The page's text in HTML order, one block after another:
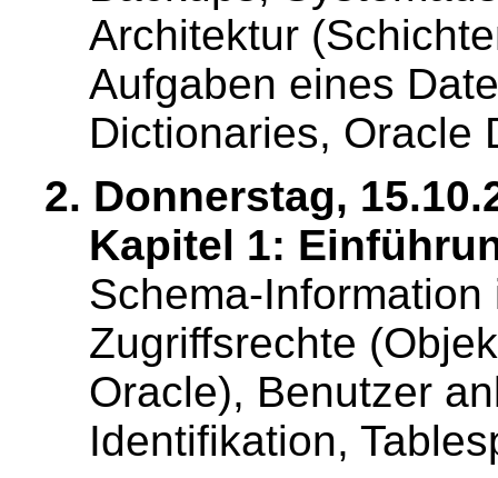
Architektur
Aufgaben eines
Dictionaries, Oracle
2. Donnerstag,
Kapitel 1:
Schema-
Zugriffsrechte
Oracle), Benutzer
Identifikation,